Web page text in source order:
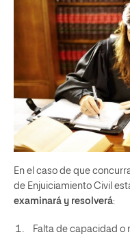
En el caso de que
de Enjuiciamiento Civil
examinará y resolverá:
Falta de capacidad o